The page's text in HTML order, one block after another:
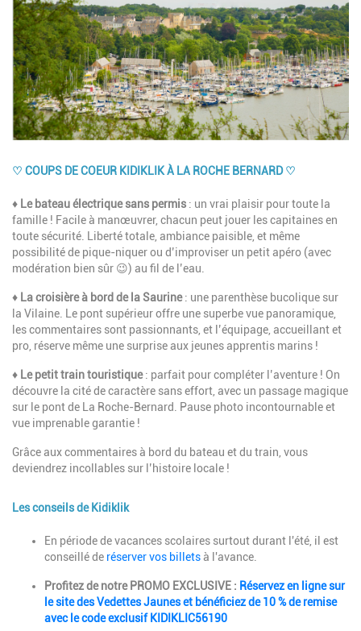
♡ COUPS DE COEUR KIDIKLIK À LA ROCHE BERNARD ♡
Description
♦ Le bateau électrique sans permis : un vrai plaisir pour toute la
famille ! Facile à manœuvrer, chacun peut jouer les capitaines en
toute sécurité. Liberté totale, ambiance paisible, et même
possibilité de pique-niquer ou d’improviser un petit apéro (avec
modération bien sûr 😉) au fil de l’eau.
♦ La croisière à bord de la Saurine: une parenthèse bucolique sur
la Vilaine. Le pont supérieur offre une superbe vue panoramique,
les commentaires sont passionnants, et l’équipage, accueillant et
pro, réserve même une surprise aux jeunes apprentis marins !
♦ Le petit train touristique: parfait pour compléter l’aventure ! On
découvre la cité de caractère sans effort, avec un passage magique
sur le pont de La Roche-Bernard. Pause photo incontournable et
vue imprenable garantie !
Grâce aux commentaires à bord du bateau et du train, vous
deviendrez incollables sur l’histoire locale !
Les conseils de Kidiklik
DescriptionEn période de vacances scolaires surtout durant l'été, il est
conseillé de réserver vos billetsà l'avance.
Profitez de notre PROMO EXCLUSIVE : Réservez en ligne sur
le site des Vedettes Jaunes et bénéficiez de 10 % de remise
avec le code exclusif KIDIKLIC56190